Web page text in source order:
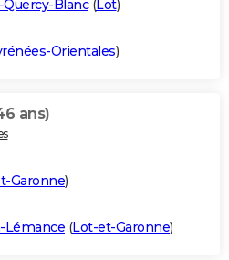
Blanc(Lot)
Orientales)
ans)
Garonne)
Lémance (Lot-et-Garonne)